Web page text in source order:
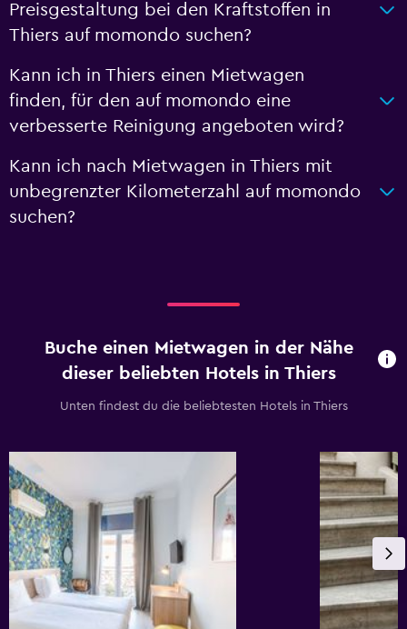
Preisgestaltung bei den Kraftstoffen in
Thiers auf momondo suchen?
Kann ich in Thiers einen Mietwagen
finden, für den auf momondo eine
verbesserte Reinigung angeboten wird?
Kann ich nach Mietwagen in Thiers mit
unbegrenzter Kilometerzahl auf momondo
suchen?
Buche einen Mietwagen in der Nähe
dieser beliebten Hotels in Thiers
Unten findest du die beliebtesten Hotels in Thiers